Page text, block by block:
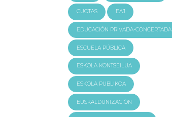
CUOTAS EAJ
EDUCACIÓN PRIVADA-CONCERTADA
ESCUELA PÚBLICA
ESKOLA KONTSEILUA
ESKOLA PUBLIKOA
EUSKALDUNIZACIÓN